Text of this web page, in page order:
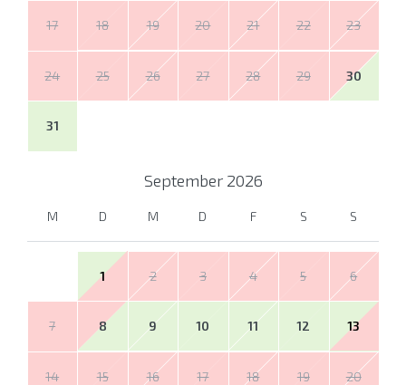
17 18 19 20 21 22 23
24 25 26 27 28 29 30
31
September 2026
M D M D F S S
1 2 3 4 5 6
7 8 9 10 11 12 13
14 15 16 17 18 19 20